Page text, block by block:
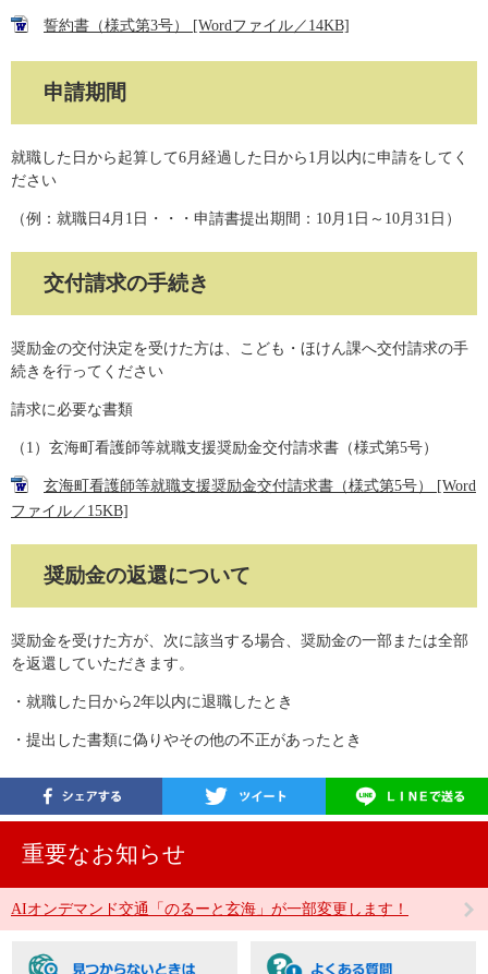
誓約書（様式第3号） [Wordファイル／14KB]
申請期間
就職した日から起算して6月経過した日から1月以内に申請をしてく
ださい
（例：就職日4月1日・・・申請書提出期間：10月1日～10月31日）
交付請求の手続き
奨励金の交付決定を受けた方は、こども・ほけん課へ交付請求の手
続きを行ってください
請求に必要な書類
（1）玄海町看護師等就職支援奨励金交付請求書（様式第5号）
玄海町看護師等就職支援奨励金交付請求書（様式第5号） [Word
ファイル／15KB]
奨励金の返還について
奨励金を受けた方が、次に該当する場合、奨励金の一部または全部
を返還していただきます。
・就職した日から2年以内に退職したとき
・提出した書類に偽りやその他の不正があったとき
重要なお知らせ
AIオンデマンド交通「のるーと玄海」が一部変更します！